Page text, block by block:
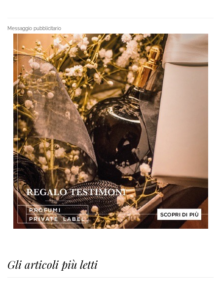
Messaggio pubblicitario
Gli articoli più letti